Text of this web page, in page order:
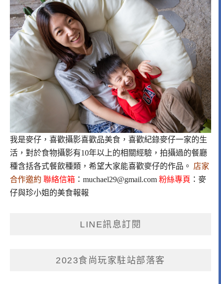
我是麥仔，喜歡攝影喜歡品美食，喜歡紀錄麥仔一家的生
活，對於食物攝影有10年以上的相關經驗，拍攝過的餐廳
種含括各式餐飲種類，希望大家能喜歡麥仔的作品。 店家
合作邀約 聯絡信箱 ： muchael29@gmail.com 粉絲專頁 ： 麥
仔與珍小姐的美食報報
LINE訊息訂閱
2023食尚玩家駐站部落客